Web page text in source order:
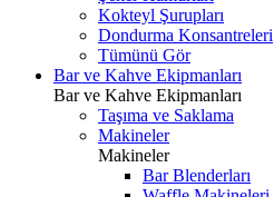
Kokteyl Şurupları
Dondurma Konsantreleri
Tümünü Gör
Bar ve Kahve Ekipmanları
Bar ve Kahve Ekipmanları
Taşıma ve Saklama
Makineler
Makineler
Bar Blenderları